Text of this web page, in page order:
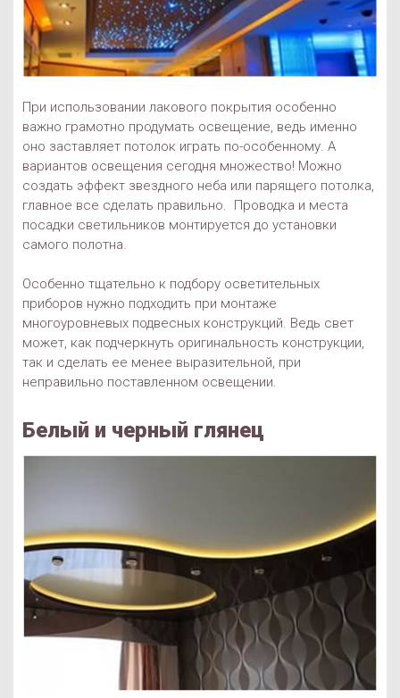
При использовании лакового покрытия особенно
важно грамотно продумать освещение, ведь именно
оно заставляет потолок играть по-особенному. А
вариантов освещения сегодня множество! Можно
создать эффект звездного неба или парящего потолка,
главное все сделать правильно. Проводка и места
посадки светильников монтируется до установки
самого полотна.
Особенно тщательно к подбору осветительных
приборов нужно подходить при монтаже
многоуровневых подвесных конструкций. Ведь свет
может, как подчеркнуть оригинальность конструкции,
так и сделать ее менее выразительной, при
неправильно поставленном освещении.
Белый и черный глянец